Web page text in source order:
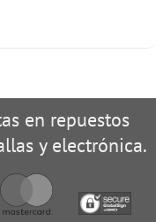
en repuestos
y electrónica.